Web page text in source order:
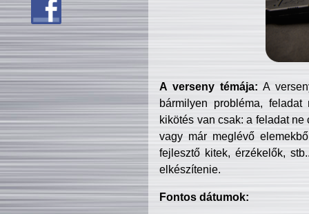
A verseny témája: A
bármilyen probléma, feladat
kikötés van csak: a feladat
vagy már meglévő
fejlesztő kitek, érzékelők,
elkészítenie.
Fontos dátumok: